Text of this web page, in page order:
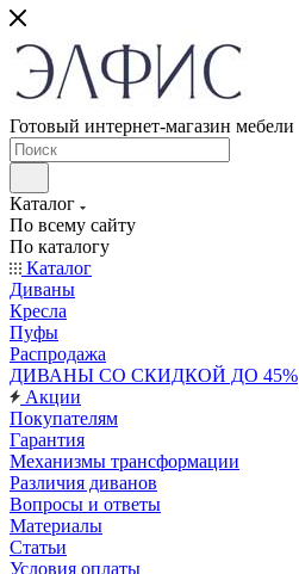
Готовый интернет-магазин мебели
Каталог
По всему сайту
По каталогу
Каталог
Диваны
Кресла
Пуфы
Распродажа
ДИВАНЫ СО СКИДКОЙ ДО 45%
Акции
Покупателям
Гарантия
Механизмы трансформации
Различия диванов
Вопросы и ответы
Материалы
Статьи
Условия оплаты